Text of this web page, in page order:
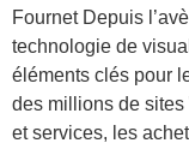
Fournet Depuis
technologie de
éléments clés pour
des millions de
et services, les